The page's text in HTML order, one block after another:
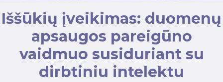
Iššūkių įveikimas: duomenų
apsaugos pareigūno
vaidmuo susiduriant su
dirbtiniu intelektu